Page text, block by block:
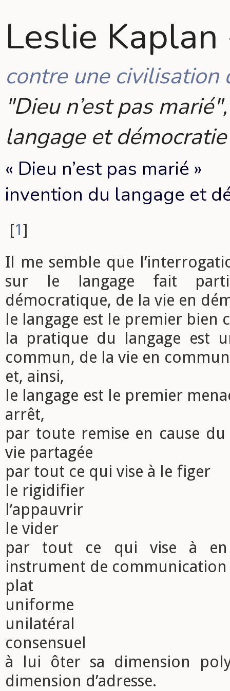
Leslie
contre une civilisation
"Dieu n’est pas
langage et démocratie
« Dieu n’est pas marié »
invention du langage et
[1]
Il me semble que
sur le langage fait
démocratique, de la vie en
le langage est le premier bien
la pratique du langage est
commun, de la vie en commun
et, ainsi,
le langage est le premier
arrêt,
par toute remise en cause
vie partagée
par tout ce qui vise à le figer
le rigidifier
l’appauvrir
le vider
par tout ce qui vise à
instrument de communication
plat
uniforme
unilatéral
consensuel
à lui ôter sa dimension
dimension d’adresse.